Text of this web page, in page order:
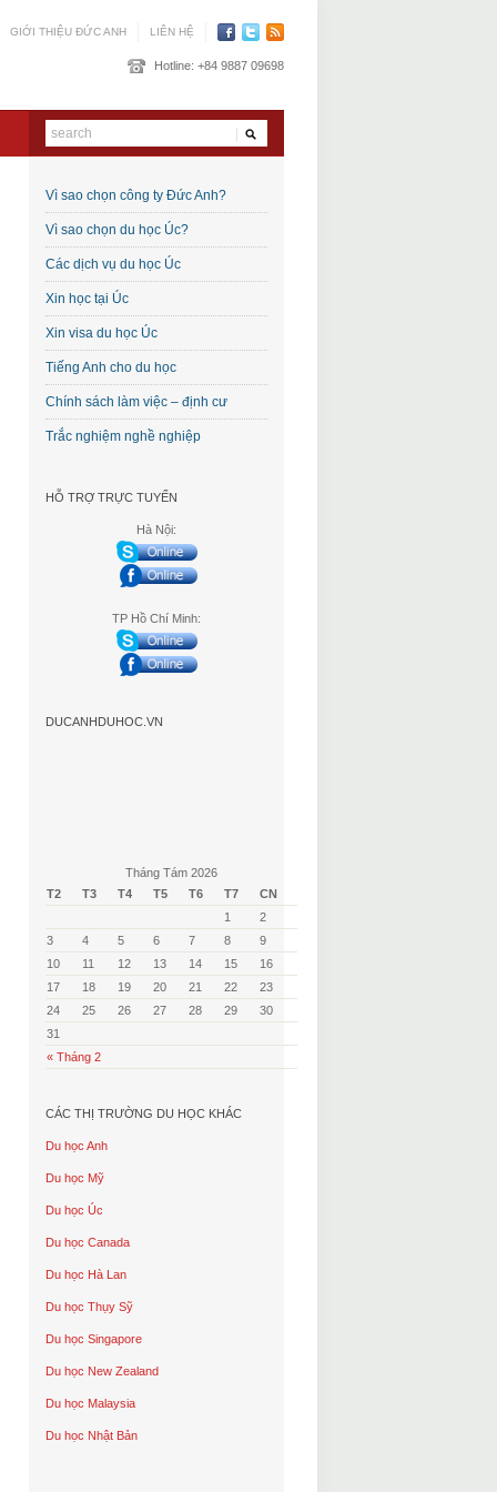
GIỚI THIỆU ĐỨC ANH LIÊN HỆ
Hotline: +84 9887 09698
Vì sao chọn công ty Đức Anh?
Vì sao chọn du học Úc?
Các dịch vụ du học Úc
Xin học tại Úc
Xin visa du học Úc
Tiếng Anh cho du học
Chính sách làm việc – định cư
Trắc nghiệm nghề nghiệp
HỖ TRỢ TRỰC TUYẾN
Hà Nội:
TP Hồ Chí Minh:
DUCANHDUHOC.VN
Tháng Tám 2026
T2
T3 T4 T5 T6 T7 CN
« Tháng 2
1
2
3
4 5 6 7 8
9
10
11 12 13 14 15
16
17
18 19 20 21 22
23
24
25 26 27 28 29
30
31
CÁC THỊ TRƯỜNG DU HỌC KHÁC
Du học Anh
Du học Mỹ
Du học Úc
Du học Canada
Du học Hà Lan
Du học Thụy Sỹ
Du học Singapore
Du học New Zealand
Du học Malaysia
Du học Nhật Bản